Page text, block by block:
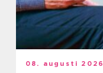
08. augusti 2026